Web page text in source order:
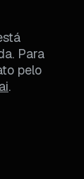
Para
pelo
.